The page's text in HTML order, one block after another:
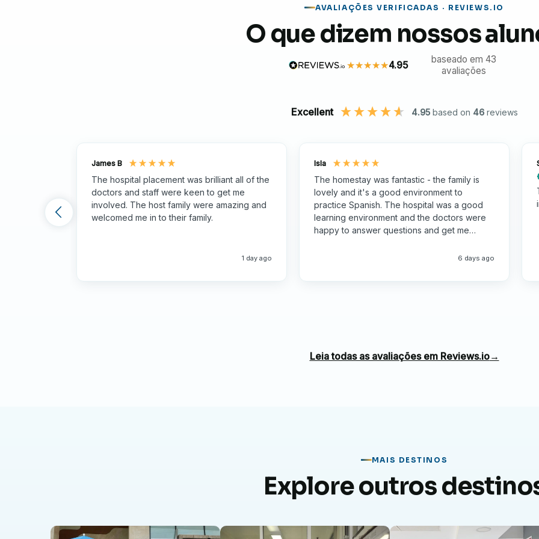
Crescimento pessoal e intercâmbio cultural
Viver e trabalhar na Índia ajudará você a desenvolver resiliência, sensibilidade cultural e
habilidades de comunicação que serão benéficas tanto profissional quanto pessoalmente.
AVALIAÇÕES VERIFICADAS · REVIEWS.IO
O que dizem nossos
4.95
baseado em 43
avaliações
Excellent 4.95 based on 46 reviews
James B
The hospital placement was brilliant all of the
doctors and staff were keen to get me
involved. The host family were amazing and
welcomed me in to their family.
1 day ago
Isla
The homestay was fantastic - the family is
lovely and it's a good environment to
practice Spanish. The hospital was a good
learning environment and the doctors were
happy to answer questions and get me
6 days ago
Leia todas as avaliações em Reviews.io→
MAIS DESTINOS
Explore outros